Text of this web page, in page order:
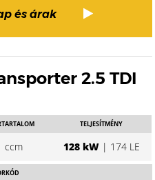
és árak
2.5 TDI
ccm
TELJESÍTMÉNY
128 kW| 174 LE